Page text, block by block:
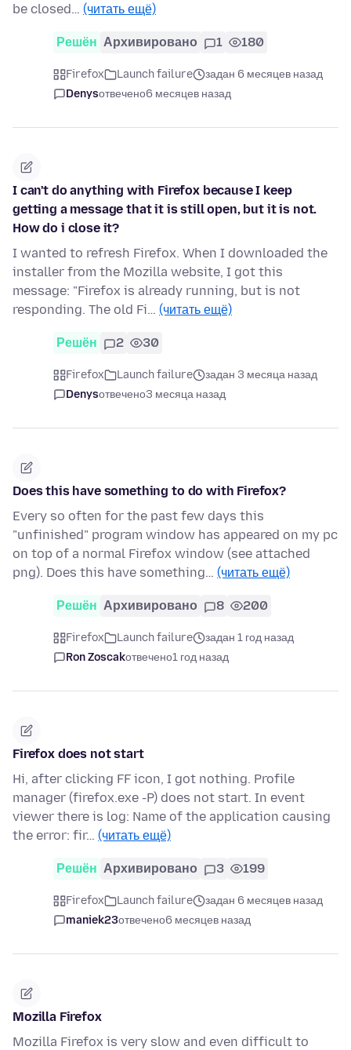
be closed… (читать ещё)
Решён Архивировано 1 180
Firefox Launch failure
задан 6 месяцев назад
Denysотвечено6 месяцев назад
I can't do anything with Firefox because I keep
getting a message that it is still open, but it is not.
How do i close it?
I wanted to refresh Firefox. When I downloaded the
installer from the Mozilla website, I got this
message: "Firefox is already running, but is not
responding. The old Fi… (читать ещё)
Решён 2 30
Firefox Launch failure
задан 3 месяца назад
Denysотвечено3 месяца назад
Does this have something to do with Firefox?
Every so often for the past few days this
"unfinished" program window has appeared on my pc
on top of a normal Firefox window (see attached
png). Does this have something… (читать ещё)
Решён Архивировано 8 200
Firefox Launch failure
задан 1 год назад
Ron Zoscakотвечено1 год назад
Firefox does not start
Hi, after clicking FF icon, I got nothing. Profile
manager (firefox.exe -P) does not start. In event
viewer there is log: Name of the application causing
the error: fir… (читать ещё)
Решён Архивировано 3 199
Firefox Launch failure
задан 6 месяцев назад
maniek23отвечено6 месяцев назад
Mozilla Firefox
Mozilla Firefox is very slow and even difficult to